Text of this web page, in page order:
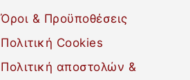
Όροι & Προϋποθέσεις
Πολιτική Cookies
Πολιτική αποστολών &